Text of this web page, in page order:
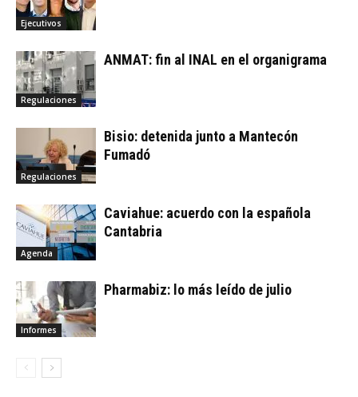
Ejecutivos
Regulaciones
ANMAT: fin al INAL en el organigrama
Regulaciones
Bisio: detenida junto a Mantecón
Fumadó
Agenda
Caviahue: acuerdo con la española
Cantabria
Informes
Pharmabiz: lo más leído de julio